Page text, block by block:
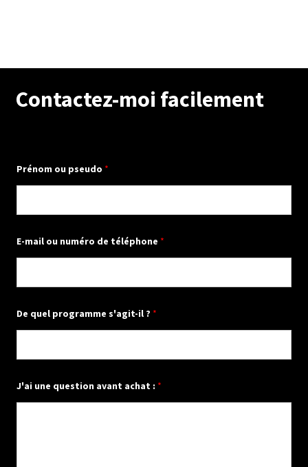
Contactez-moi facilement
Prénom ou pseudo *
E-mail ou numéro de téléphone *
'
é
ê
De quel programme s'agit-il ? *
J'ai une question avant achat : *